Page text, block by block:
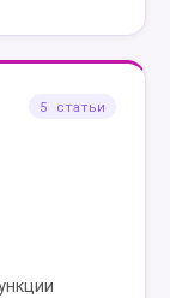
5 статьи